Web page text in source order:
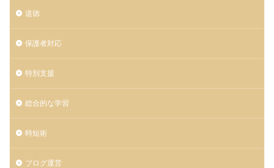
道徳
保護者対応
特別支援
総合的な学習
時短術
ブログ運営